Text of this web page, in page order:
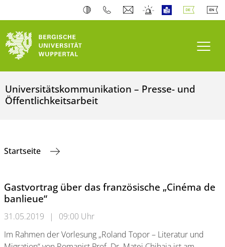
Universitätskommunikation – Presse- und
Öffentlichkeitsarbeit
Startseite
Gastvortrag über das französische „Cinéma de
banlieue“
31.05.2019 |
09:00 Uhr
Im Rahmen der Vorlesung „Roland Topor – Literatur und